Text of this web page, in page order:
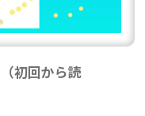
初回から読